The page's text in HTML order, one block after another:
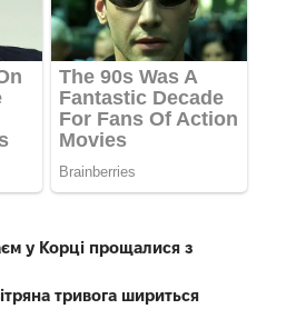
у Корці прощалися з
тривога шириться